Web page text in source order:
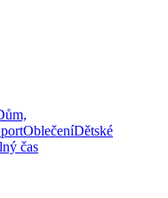
OblečeníDětské
čas